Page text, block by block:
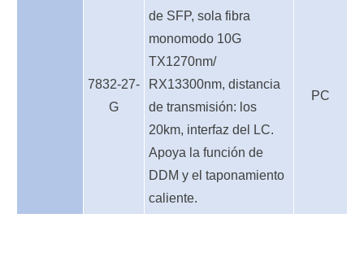
7832-27-
G
de SFP, sola fibra
monomodo 10G
TX1270nm/
RX13300nm, distancia
de transmisión: los
20km, interfaz del LC.
Apoya la función de
DDM y el taponamiento
caliente.
PC